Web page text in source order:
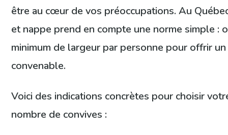
être au cœur de vos préoccupations. Au
et nappe prend en compte une norme simple :
minimum de largeur par personne pour offrir
convenable.
Voici des indications concrètes pour choisir
nombre de convives :